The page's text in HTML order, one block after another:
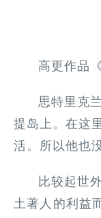
高更作品
思特里克
提岛上。在这
活。所以他也
比较起世
土著人的利益